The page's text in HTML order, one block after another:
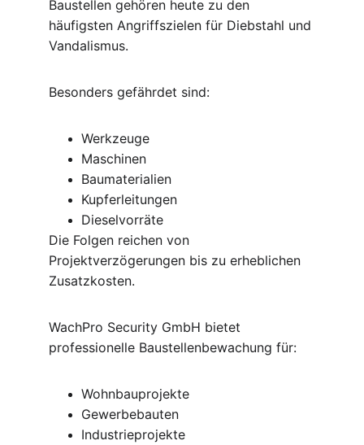
Baustellen gehören heute zu den
häufigsten Angriffszielen für Diebstahl und
Vandalismus.
Besonders gefährdet sind:
Werkzeuge
Maschinen
Baumaterialien
Kupferleitungen
Dieselvorräte
Die Folgen reichen von
Projektverzögerungen bis zu erheblichen
Zusatzkosten.
WachPro Security GmbH bietet
professionelle Baustellenbewachung für:
Wohnbauprojekte
Gewerbebauten
Industrieprojekte